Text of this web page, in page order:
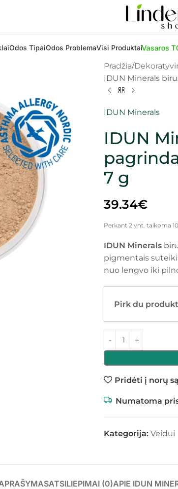
Odos TipaiOdos ProblemaVisi ProduktaiVasaros
Pradžia
IDUN Minerals
IDUN Minerals
IDUN
7 g
39.34€
Perkant 2 vnt. taikoma
IDUN Minerals
pigmentais
nuo lengvo iki
Pirk du
Pridėti į norų
Numatoma
Kategorija: Veidui
ATSILIEPIMAI (0)APIE IDUN